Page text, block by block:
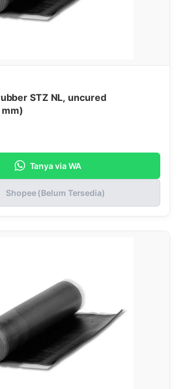
STZ NL, uncured
Tanya via WA
Shopee (Belum Tersedia)